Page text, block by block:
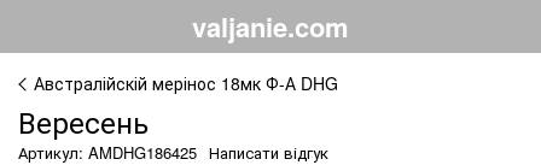
valjanie.com
Австралійскій мерінос 18мк Ф-А DHG
Вересень
Артикул: AMDHG186425 Написати відгук